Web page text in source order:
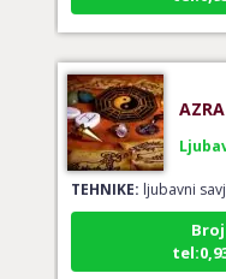
TEHNIKE:ljubavni
Broj